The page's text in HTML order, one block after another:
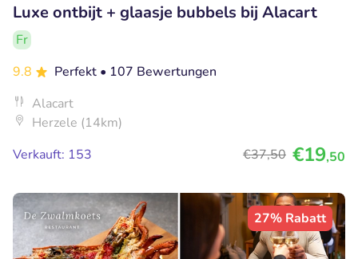
Luxe ontbijt + glaasje bubbels bij Alacart
Fr
9.8
Perfekt • 107 Bewertungen
Alacart
Herzele (14km)
Verkauft: 153
€37,50 €19,50
27% Rabatt